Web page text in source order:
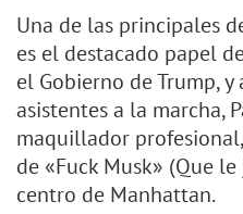
Una de las principales
es el destacado papel
el Gobierno de Trump,
asistentes a la marcha,
maquillador
de «Fuck Musk» (Que
centro de Manhattan.